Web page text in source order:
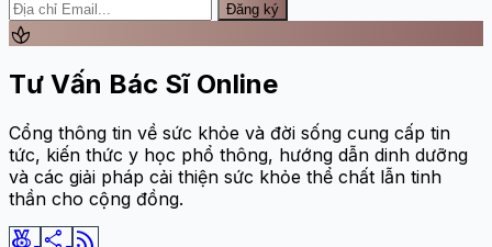
Đăng ký
spa
Tư Vấn Bác Sĩ Online
Cổng thông tin về sức khỏe và đời sống cung cấp tin
tức, kiến thức y học phổ thông, hướng dẫn dinh dưỡng
và các giải pháp cải thiện sức khỏe thể chất lẫn tinh
thần cho cộng đồng.
social_leaderboard share rss_feed